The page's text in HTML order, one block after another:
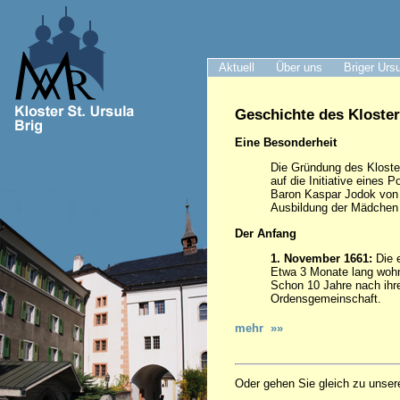
Aktuell Über uns Briger
Geschichte des
Eine Besonderheit
Die Gründung des
auf die Initiative eines
Baron Kaspar Jodok
Ausbildung der
Der Anfang
1. November 1661: Die
Etwa 3 Monate lang
Schon 10 Jahre nach
Ordensgemeinschaft.
mehr »»
Oder gehen Sie gleich zu